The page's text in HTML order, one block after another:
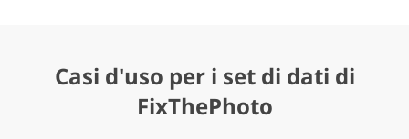
Casi d'uso per i set di dati di
FixThePhoto